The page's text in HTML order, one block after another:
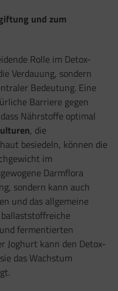
und zum
Rolle im Detox-
Verdauung, sondern
Bedeutung. Eine
Barriere gegen
Nährstoffe optimal
, die
besiedeln, können die
im
Darmflora
sondern kann auch
und das allgemeine
fermentierten
Joghurt kann den Detox-
das Wachstum